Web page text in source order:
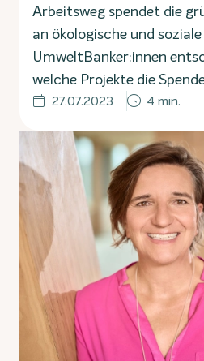
Arbeitsweg spendet die
an ökologische und
UmweltBanker:innen
welche Projekte die
27.07.2023 4 min.